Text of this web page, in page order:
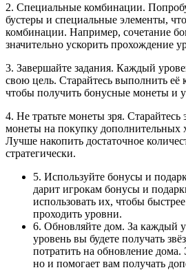
2. Специальные комбинации.
бустеры и специальные элементы,
комбинации. Например, сочетание
значительно ускорить прохождение
3. Завершайте задания. Каждый
свою цель. Старайтесь выполнить её
чтобы получить бонусные монеты и
4. Не тратьте монеты зря. Старайтесь
монеты на покупку дополнительных
Лучше накопить достаточное
стратегически.
5. Используйте бонусы и
дарит игрокам бонусы и
использовать их, чтобы
проходить уровни.
6. Обновляйте дом. За каждый
уровень вы будете получать
потратить на обновление дома.
но и помогает вам получать